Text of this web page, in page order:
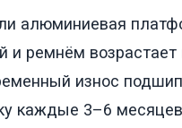
алюминиевая
ремнём возрастает
износ
каждые 3–6